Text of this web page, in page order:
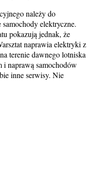
należy do
elektryczne.
pokazują jednak, że
naprawia elektryki z
terenie dawnego lotniska
i naprawą samochodów
inne serwisy. Nie